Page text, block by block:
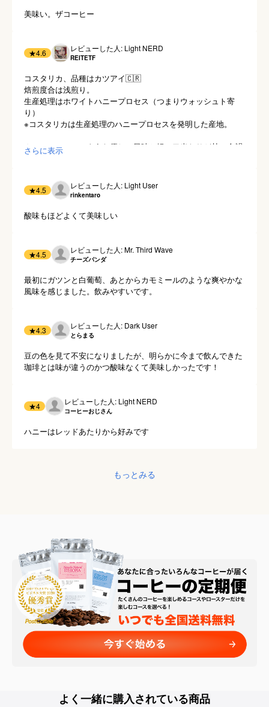
美味い。ザコーヒー
★4.6 レビューした人: Light NERD
REITETF
コスタリカ、品種はカツアイ🇨🇷
焙煎度合は浅煎り。
生産処理はホワイトハニープロセス（つまりウォッシュト寄
り）
※コスタリカは生産処理のハニープロセスを発明した産地。
カモミールティのような優しい風味と軽い口当たりど甘い余韻
のあるコーヒー☕️
さらに表示
★4.5 レビューした人: Light User
rinkentaro
酸味もほどよくて美味しい
★4.5 レビューした人: Mr. Third Wave
チーズパンダ
最初にガツンと白葡萄、あとからカモミールのような爽やかな
風味を感じました。飲みやすいです。
★4.3 レビューした人: Dark User
とらまる
豆の色を見て不安になりましたが、明らかに今まで飲んできた
珈琲とは味が違うのかつ酸味なくて美味しかったです！
★4 レビューした人: Light NERD
コーヒーおじさん
ハニーはレッドあたりから好みです
もっとみる
よく一緒に購入されている商品